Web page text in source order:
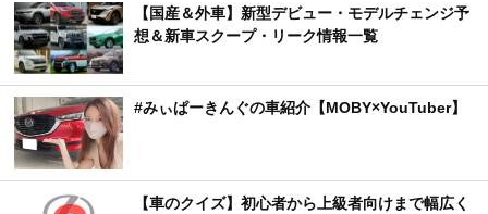
【国産＆外車】新型デビュー・モデルチェンジ予
想＆新車スクープ・リーク情報一覧
#みぃぱーきんぐの車紹介【MOBY×YouTuber】
【車のクイズ】初心者から上級者向けまで幅広く